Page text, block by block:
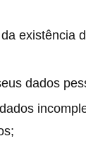
existência
dados